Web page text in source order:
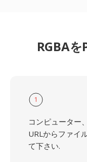
RGBA
1
コンピューター
URLからファイ
て下さい.